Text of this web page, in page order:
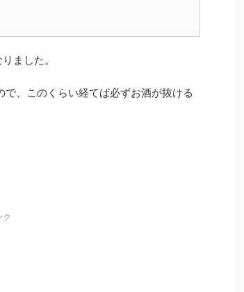
ました。
、このくらい経てば必ずお酒が抜ける
ク